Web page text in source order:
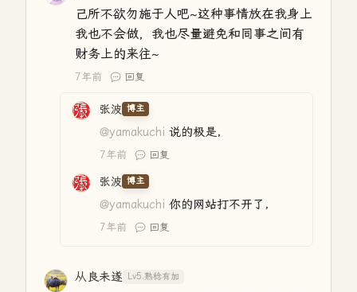
己所不欲勿施于人吧~这种事情放在我身上
我也不会做，我也尽量避免和同事之间有
财务上的来往~
7年前 回复
张波 博主
@yamakuchi 说的极是，
7年前 回复
张波 博主
@yamakuchi 你的网站打不开了，
7年前 回复
从良未遂 Lv5.熟稔有加